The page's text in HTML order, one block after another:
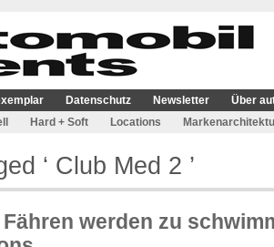
Datenschutz Newsletter
Über
Hard + Soft Locations
‘ Club Med 2 ’
werden zu